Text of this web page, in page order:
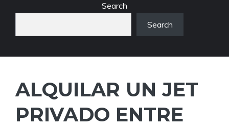
Search
Search
ALQUILAR UN JET
PRIVADO ENTRE